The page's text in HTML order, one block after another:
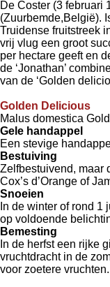
De Coster (3 februari
(Zuurbemde,België).
Truidense fruitstreek
vrij vlug een groot
per hectare geeft en
de ‘Jonathan’
van de ‘Golden
Golden Delicious
Malus domestica
Gele handappel
Een stevige
Bestuiving
Zelfbestuivend, maar
Cox’s d’Orange of
Snoeien
In de winter of rond
op voldoende
Bemesting
In de herfst een rijke
vruchtdracht in de
voor zoetere vruchten.